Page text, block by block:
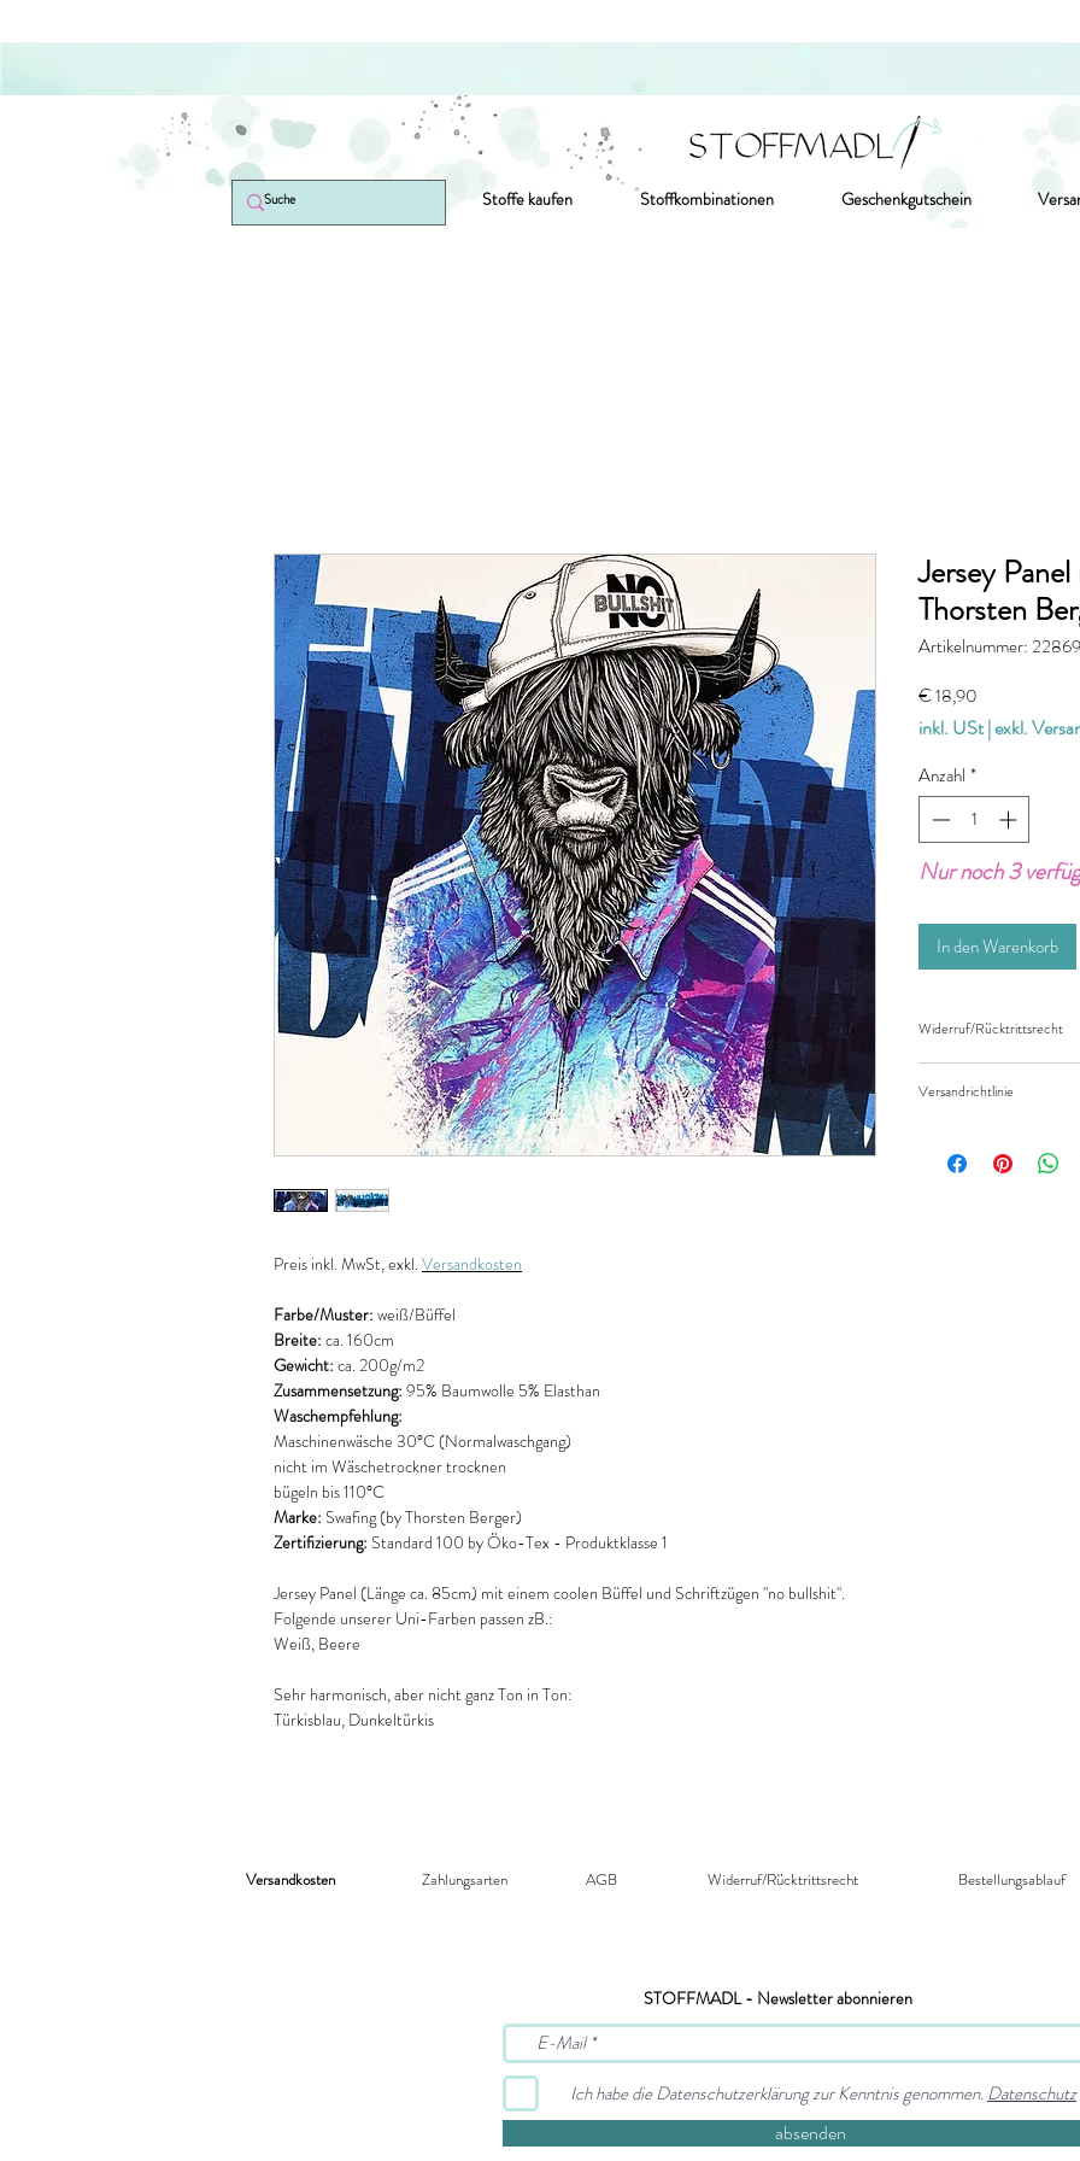
Stoffe kaufen Stoffkombinationen Geschenkgutschein
Preis inkl. MwSt, exkl. Versandkosten
Farbe/Muster: weiß/Büffel
Breite: ca. 160cm
Gewicht: ca. 200g/m2
Zusammensetzung: 95% Baumwolle 5% Elasthan
Waschempfehlung:
Maschinenwäsche 30°C (Normalwaschgang)
nicht im Wäschetrockner trocknen
bügeln bis 110°C
Marke: Swafing (by Thorsten Berger)
Zertifizierung: Standard 100 by Öko-Tex - Produktklasse 1
Jersey Panel (Länge ca. 85cm) mit einem coolen Büffel und Schriftzügen "no bullshit".
Folgende unserer Uni-Farben passen zB.:
Weiß, Beere
Sehr harmonisch, aber nicht ganz Ton in Ton:
Türkisblau, Dunkeltürkis
Jersey
Thorsten
Artikelnummer: 22869
€ 18,90
inkl. USt|exkl.
Anzahl *
Nur noch 3
In den Warenkorb
Widerruf/Rücktrittsrecht
Versandrichtlinie
Versandkosten Zahlungsarten AGB Widerruf/Rücktrittsrecht​ Bestellungsablauf
STOFFMADL - Newsletter abonnieren
Ich habe die Datenschutzerklärung zur Kenntnis genommen.Datenschutz
absenden